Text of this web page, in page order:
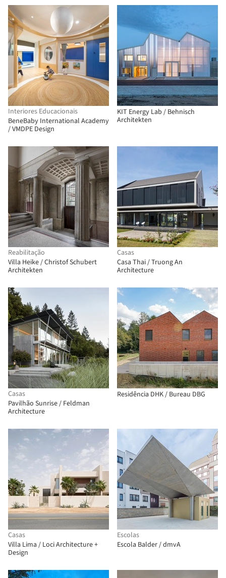
Interiores Educacionais
BeneBaby International Academy
/ VMDPE Design
KIT Energy Lab / Behnisch
Architekten
Reabilitação
Villa Heike / Christof Schubert
Architekten
Casas
Casa Thai / Truong An
Architecture
Casas
Pavilhão Sunrise / Feldman
Architecture
Residência DHK / Bureau DBG
Casas
Villa Lima / Loci Architecture +
Design
Escolas
Escola Balder / dmvA